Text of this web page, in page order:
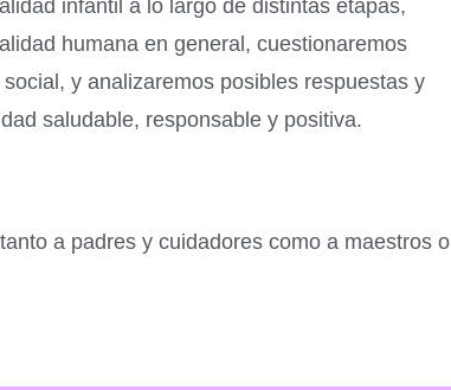
infantil a lo largo de distintas etapas,
humana en general, cuestionaremos
y analizaremos posibles respuestas y
saludable, responsable y positiva.
a padres y cuidadores como a maestros o